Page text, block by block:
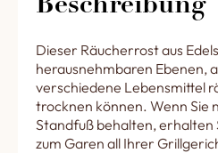
Beschreibung
Dieser Räucherrost aus
herausnehmbaren Ebenen,
verschiedene Lebensmittel
trocknen können. Wenn Sie
Standfuß behalten, erhalten
zum Garen all Ihrer